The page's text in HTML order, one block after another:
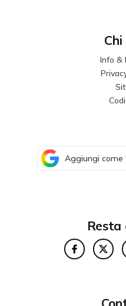
Info &
Aggiungi come
Resta